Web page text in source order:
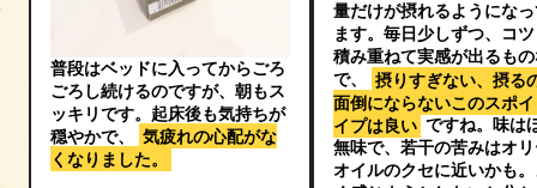
普段はベッドに入ってからごろ
ごろし続けるのですが、朝もス
ッキリです。起床後も気持ちが
穏やかで、
気疲れの心配がな
くなりました。
量だけが摂れるようにな
ます。毎日少しずつ、コ
積み重ねて実感が出るも
で、
摂りすぎない、摂る
面倒にならないこのスポ
イプは良い ですね。味は
無味で、若干の苦みはオ
オイルのクセに近いかも